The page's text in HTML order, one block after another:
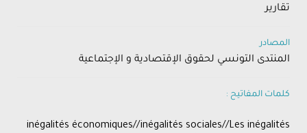
تقارير
المصادر
المنتدى التونسي لحقوق الإقتصادية و الإجتماعية
كلمات المفاتيح :
inégalités économiques//inégalités sociales//Les inégalités